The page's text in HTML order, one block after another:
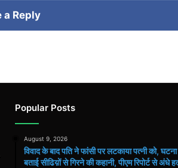
a Reply
Popular Posts
August 9, 2026
विवाद के बाद पति ने फांसी पर लटकाया पत्नी को,
बताई सीढिय़ों से गिरने की कहानी, पीएम रिपोर्ट से अंधे